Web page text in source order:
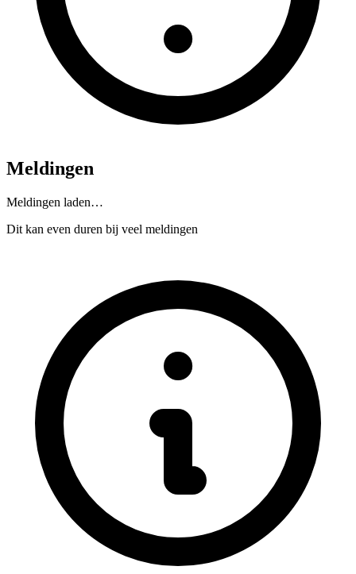
Meldingen
Meldingen laden…
Dit kan even duren bij veel meldingen